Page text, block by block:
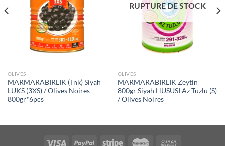
OLIVES
MARMARABIRLIK (Tnk) Siyah
LUKS (3XS) / Olives Noires
800gr*6pcs
RUPTURE DE STOCK
OLIVES
MARMARABIRLIK Zeytin
800gr Siyah HUSUSI Az Tuzlu (S)
/ Olives Noires